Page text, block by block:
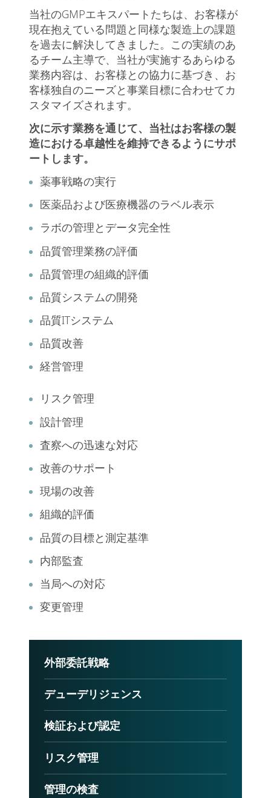
当社のGMPエキスパートたちは、お客様が
現在抱えている問題と同様な製造上の課題
を過去に解決してきました。この実績のあ
るチーム主導で、当社が実施するあらゆる
業務内容は、お客様との協力に基づき、お
客様独自のニーズと事業目標に合わせてカ
スタマイズされます。
次に示す業務を通じて、当社はお客様の製
造における卓越性を維持できるようにサポ
ートします。
薬事戦略の実行
医薬品および医療機器のラベル表示
ラボの管理とデータ完全性
品質管理業務の評価
品質管理の組織的評価
品質システムの開発
品質ITシステム
品質改善
経営管理
リスク管理
設計管理
査察への迅速な対応
改善のサポート
現場の改善
組織的評価
品質の目標と測定基準
内部監査
当局への対応
変更管理
外部委託戦略
デューデリジェンス
検証および認定
リスク管理
管理の検査